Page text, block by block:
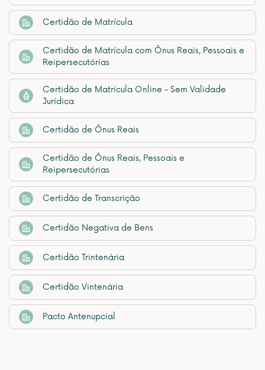
Certidão de Matrícula
Certidão de Matrícula com Ônus Reais, Pessoais e
Reipersecutórias
Certidão de Matrícula Online - Sem Validade
Jurídica
Certidão de Ônus Reais
Certidão de Ônus Reais, Pessoais e
Reipersecutórias
Certidão de Transcrição
Certidão Negativa de Bens
Certidão Trintenária
Certidão Vintenária
Pacto Antenupcial